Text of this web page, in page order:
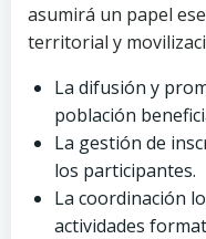
asumirá un papel
territorial y
La difusión y
población
La gestión de
los participantes.
La coordinación
actividades